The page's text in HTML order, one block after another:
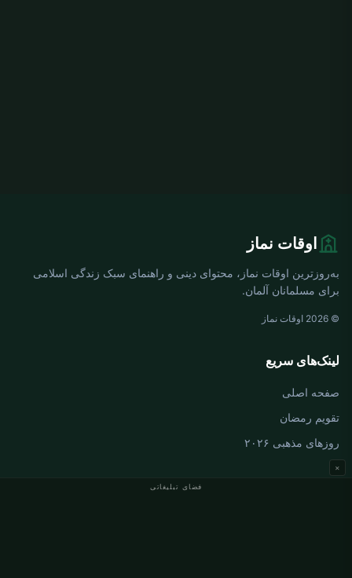
فضای تبلیغاتی
×
اوقات نماز
به‌روزترین اوقات نماز، محتوای دینی و راهنمای سبک زندگی اسلامی
برای مسلمانان آلمان.
© 2026 اوقات نماز
لینک‌های سریع
صفحه اصلی
تقویم رمضان
روزهای مذهبی ۲۰۲۶